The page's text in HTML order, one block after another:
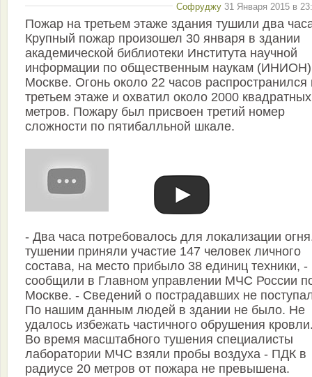
Софруджу 31 Января 2015 в
Пожар на третьем этаже здания тушили два
Крупный пожар произошел 30 января в здании
академической библиотеки Института научной
информации по общественным наукам
Москве. Огонь около 22 часов распространился
третьем этаже и охватил около 2000 квадратных
метров. Пожару был присвоен третий номер
сложности по пятибалльной шкале.
- Два часа потребовалось для локализации
тушении приняли участие 147 человек личного
состава, на место прибыло 38 единиц техники, -
сообщили в Главном управлении МЧС России
Москве. - Сведений о пострадавших не
По нашим данным людей в здании не было. Не
удалось избежать частичного обрушения
Во время масштабного тушения специалисты
лаборатории МЧС взяли пробы воздуха - ПДК в
радиусе 20 метров от пожара не превышена.